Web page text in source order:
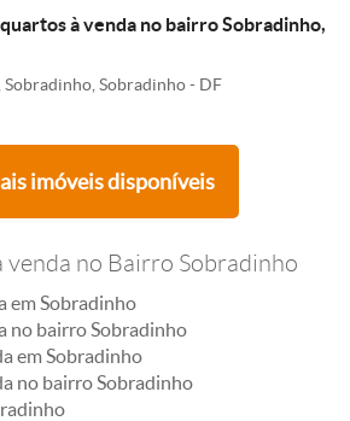
à venda no bairro Sobradinho,
Sobradinho - DF
imóveis disponíveis
venda no Bairro Sobradinho
em Sobradinho
no bairro Sobradinho
em Sobradinho
no bairro Sobradinho